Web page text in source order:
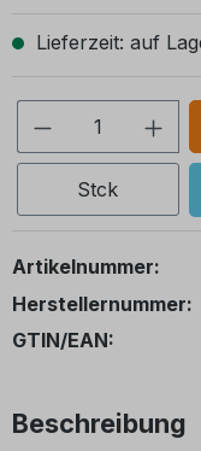
Lieferzeit: auf
Produkt
Stck
Artikelnummer:
Herstellernummer:
GTIN/EAN:
Beschreibung